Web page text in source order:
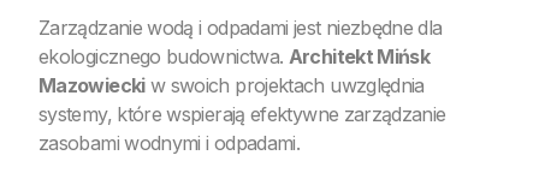
Zarządzanie wodą i odpadami jest niezbędne dla
ekologicznego budownictwa. Architekt Mińsk
Mazowieckiw swoich projektach uwzględnia
systemy, które wspierają efektywne zarządzanie
zasobami wodnymi i odpadami.